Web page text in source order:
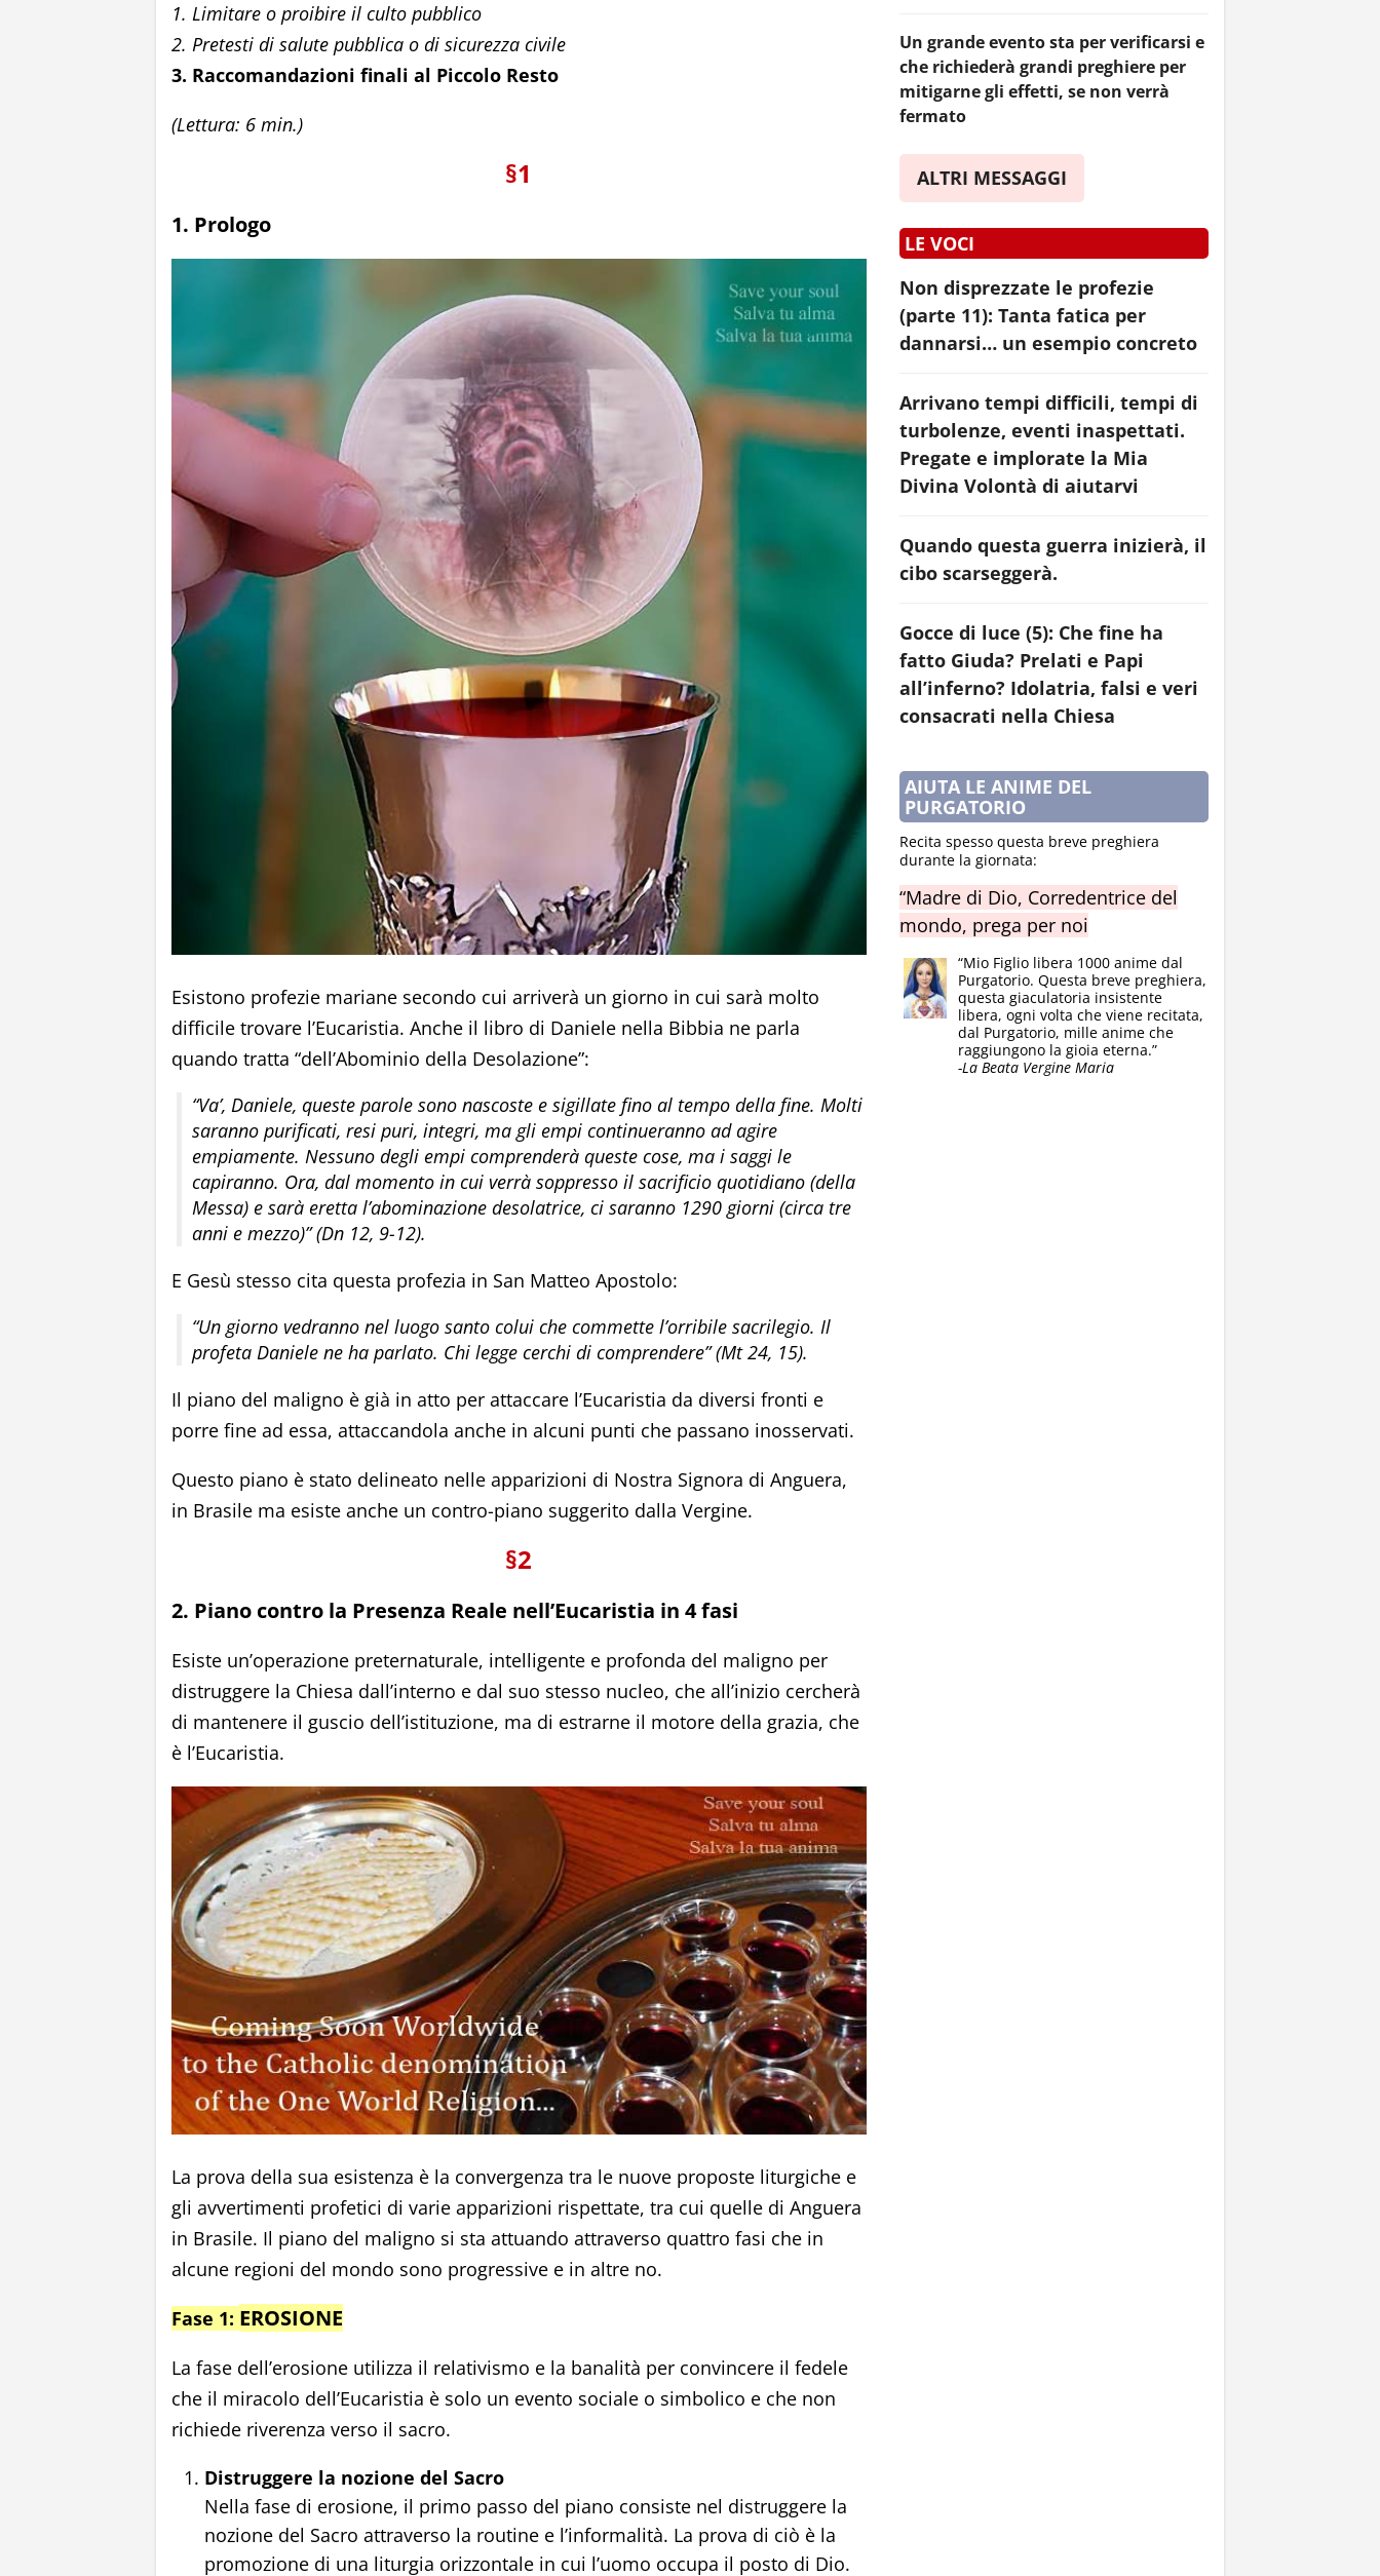
1. Limitare o proibire il culto pubblico
2. Pretesti di salute pubblica o di sicurezza civile
3. Raccomandazioni finali al Piccolo Resto
(Lettura: 6 min.)
§1
1. Prologo
Esistono profezie mariane secondo cui arriverà un giorno in cui sarà molto
difficile trovare l’Eucaristia. Anche il libro di Daniele nella Bibbia ne parla
quando tratta “dell’Abominio della Desolazione”:
“Va’, Daniele, queste parole sono nascoste e sigillate fino al tempo della fine. Molti
saranno purificati, resi puri, integri, ma gli empi continueranno ad agire
empiamente. Nessuno degli empi comprenderà queste cose, ma i saggi le
capiranno. Ora, dal momento in cui verrà soppresso il sacrificio quotidiano (della
Messa) e sarà eretta l’abominazione desolatrice, ci saranno 1290 giorni (circa tre
anni e mezzo)” (Dn 12, 9-12).
E Gesù stesso cita questa profezia in San Matteo Apostolo:
“Un giorno vedranno nel luogo santo colui che commette l’orribile sacrilegio. Il
profeta Daniele ne ha parlato. Chi legge cerchi di comprendere” (Mt 24, 15).
Il piano del maligno è già in atto per attaccare l’Eucaristia da diversi fronti e
porre fine ad essa, attaccandola anche in alcuni punti che passano inosservati.
Questo piano è stato delineato nelle apparizioni di Nostra Signora di Anguera,
in Brasile ma esiste anche un contro-piano suggerito dalla Vergine.
§2
2. Piano contro la Presenza Reale nell’Eucaristia in 4 fasi
Esiste un’operazione preternaturale, intelligente e profonda del maligno per
distruggere la Chiesa dall’interno e dal suo stesso nucleo, che all’inizio cercherà
di mantenere il guscio dell’istituzione, ma di estrarne il motore della grazia, che
è l’Eucaristia.
La prova della sua esistenza è la convergenza tra le nuove proposte liturgiche e
gli avvertimenti profetici di varie apparizioni rispettate, tra cui quelle di Anguera
in Brasile. Il piano del maligno si sta attuando attraverso quattro fasi che in
alcune regioni del mondo sono progressive e in altre no.
Fase 1: EROSIONE
La fase dell’erosione utilizza il relativismo e la banalità per convincere il fedele
che il miracolo dell’Eucaristia è solo un evento sociale o simbolico e che non
richiede riverenza verso il sacro.
Distruggere la nozione del Sacro
Nella fase di erosione, il primo passo del piano consiste nel distruggere la
nozione del Sacro attraverso la routine e l’informalità. La prova di ciò è la
promozione di una liturgia orizzontale in cui l’uomo occupa il posto di Dio.
Un grande evento sta per verificarsi e
che richiederà grandi preghiere per
mitigarne gli effetti, se non verrà
fermato
ALTRI MESSAGGI
LE VOCI
Non disprezzate le profezie
(parte 11): Tanta fatica per
dannarsi… un esempio concreto
Arrivano tempi difficili, tempi di
turbolenze, eventi inaspettati.
Pregate e implorate la Mia
Divina Volontà di aiutarvi
Quando questa guerra inizierà, il
cibo scarseggerà.
Gocce di luce (5): Che fine ha
fatto Giuda? Prelati e Papi
all’inferno? Idolatria, falsi e veri
consacrati nella Chiesa
AIUTA LE ANIME DEL
PURGATORIO
Recita spesso questa breve preghiera
durante la giornata:
“Madre di Dio, Corredentrice del
mondo, prega per noi
“Mio Figlio libera 1000 anime dal
Purgatorio. Questa breve preghiera,
questa giaculatoria insistente
libera, ogni volta che viene recitata,
dal Purgatorio, mille anime che
raggiungono la gioia eterna.”
-La Beata Vergine Maria